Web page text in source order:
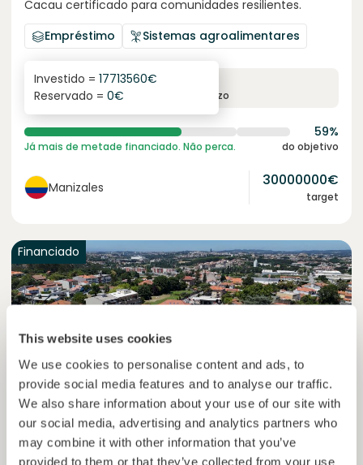
This website uses cookies
We use cookies to personalise content and ads, to
provide social media features and to analyse our traffic.
We also share information about your use of our site with
our social media, advertising and analytics partners who
may combine it with other information that you’ve
provided to them or that they’ve collected from your use
Cacau certificado para comunidades resilientes.
Empréstimo
Sistemas agroalimentares
6.1%
juro anual prazo
Investido = 17713560€
Reservado = 0€
59%
Já mais de metade financiado. Não perca. do objetivo
Manizales 30000000€
target
Financiado
Solcor Solar IX